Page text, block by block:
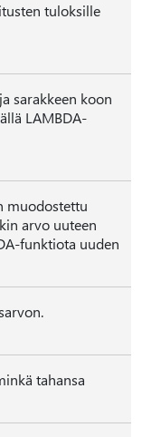
tuloksille
sarakkeen koon
LAMBDA-
muodostettu
arvo uuteen
funktiota uuden
tahansa